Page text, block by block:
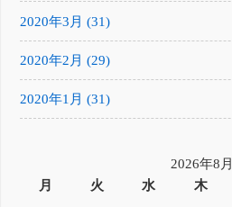
2020年3月 (31)
2020年2月 (29)
2020年1月 (31)
2026年8月
月
火 水 木